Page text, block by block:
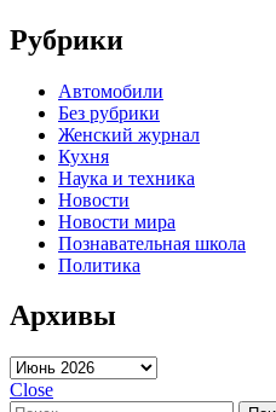
Рубрики
Автомобили
Без рубрики
Женский журнал
Кухня
Наука и техника
Новости
Новости мира
Познавательная школа
Политика
Архивы
Архивы
Close